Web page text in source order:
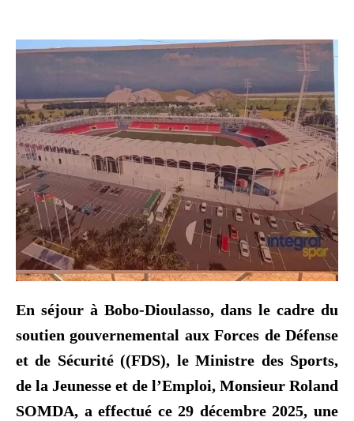
En séjour à Bobo-Dioulasso, dans le cadre du
soutien gouvernemental aux Forces de Défense
et de Sécurité ((FDS), le Ministre des Sports,
de la Jeunesse et de l’Emploi, Monsieur Roland
SOMDA, a effectué ce 29 décembre 2025, une